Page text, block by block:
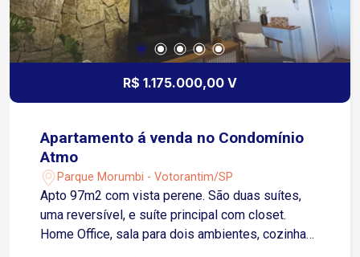
R$ 1.175.000,00 V
Apartamento á venda no Condomínio
Atmo
Parque Morumbi - Votorantim/SP
Apto 97m2 com vista perene. São duas suítes,
uma reversível, e suíte principal com closet.
Home Office, sala para dois ambientes, cozinha